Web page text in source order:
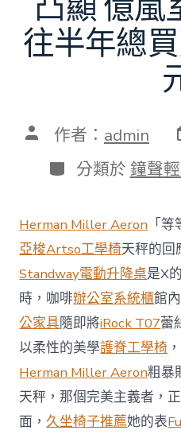
凸顯 億嵐
往半年總
文 作者： admin
分
類
分類於 鐘聲
Herman Miller Aeron 「
亞梭Artso工學椅天秤的回
Standway電動升降桌是X
時，咖啡辦公室系統櫃館
公家具隨即將iRock T07蕾
以柔性的美學護脊工學椅
Herman Miller Aeron粗暴
天秤，那個完美主義者，
面，久坐椅子推薦她的表